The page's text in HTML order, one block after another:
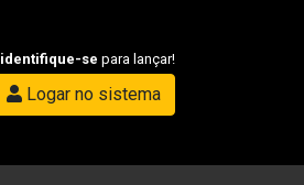
identifique-se para lançar!
Logar no sistema